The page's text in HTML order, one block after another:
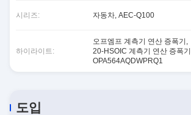
시리즈: 자동차, AEC-Q100
하이라이트:
오프엠프 계측기 연산 증폭기 ,
20-HSOIC 계측기 연산 증폭기
OPA564AQDWPRQ1
도입